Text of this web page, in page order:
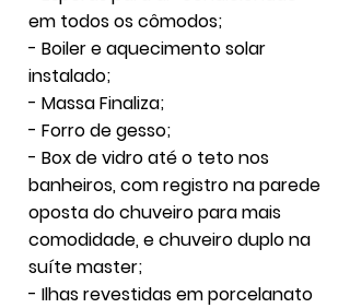
em todos os cômodos;
- Boiler e aquecimento solar
instalado;
- Massa Finaliza;
- Forro de gesso;
- Box de vidro até o teto nos
banheiros, com registro na parede
oposta do chuveiro para mais
comodidade, e chuveiro duplo na
suíte master;
- Ilhas revestidas em porcelanato